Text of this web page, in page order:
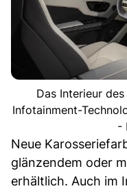
Das Interieur
Infotainment-
-
Neue
glänzendem oder
erhältlich. Auch im